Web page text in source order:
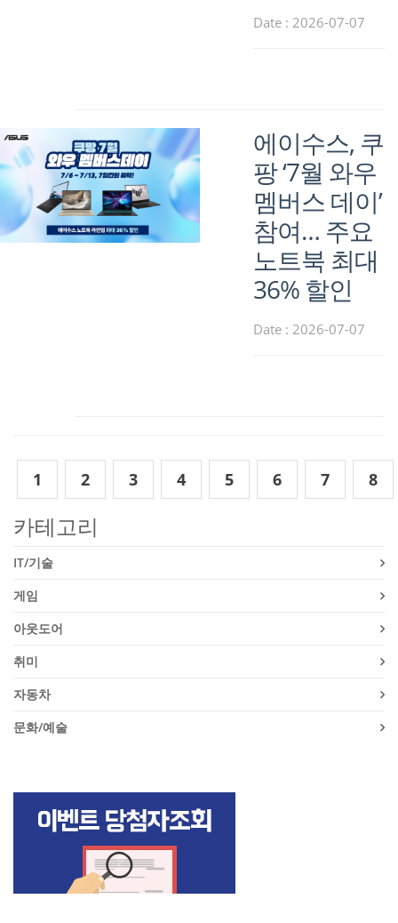
Date : 2026-07-07
에이수스, 쿠
팡 ‘7월 와우
멤버스 데이’
참여… 주요
노트북 최대
36% 할인
Date : 2026-07-07
1 2 3 4 5 6 7 8
카테고리
IT/기술
게임
아웃도어
취미
자동차
문화/예술